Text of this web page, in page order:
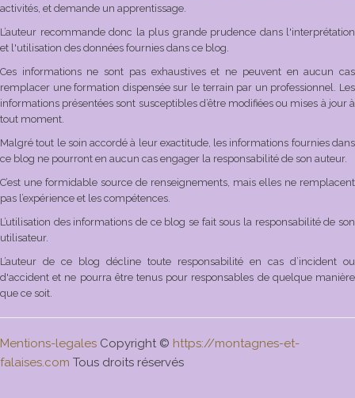
activités, et demande un apprentissage.
L’auteur recommande donc la plus grande prudence dans l'interprétation
et l'utilisation des données fournies dans ce blog.
Ces informations ne sont pas exhaustives et ne peuvent en aucun cas
remplacer une formation dispensée sur le terrain par un professionnel. Les
informations présentées sont susceptibles d’être modifiées ou mises à jour à
tout moment.
Malgré tout le soin accordé à leur exactitude, les informations fournies dans
ce blog ne pourront en aucun cas engager la responsabilité de son auteur.
C’est une formidable source de renseignements, mais elles ne remplacent
pas l’expérience et les compétences.
L’utilisation des informations de ce blog se fait sous la responsabilité de son
utilisateur.
L’auteur de ce blog décline toute responsabilité en cas d’incident ou
d'accident et ne pourra être tenus pour responsables de quelque manière
que ce soit.
Mentions-legales Copyright © https://montagnes-et-
falaises.com Tous droits réservés